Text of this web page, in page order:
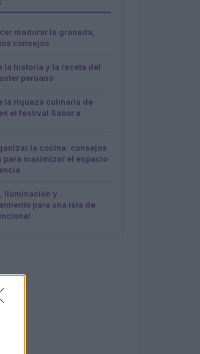
madurar la granada,
consejos
la historia y la receta del
peruano
la riqueza culinaria de
el festival Sabor a
la cocina: consejos
para maximizar el espacio
iluminación y
para una isla de